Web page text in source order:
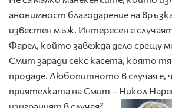
анонимност благодарение на
известен мъж. Интересен е
Фарел, който завежда дело срещу
Смит заради секс касета, която
продаде. Любопитното в случая е,
приятелката на Смит – Никол